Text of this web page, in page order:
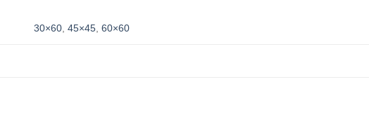
30×60 ,45×45 ,60×60